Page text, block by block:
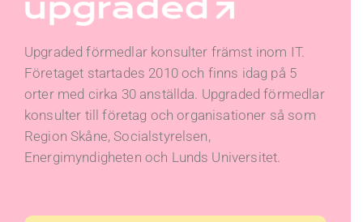
Upgraded förmedlar konsulter främst inom IT.
Företaget startades 2010 och finns idag på 5
orter med cirka 30 anställda. Upgraded förmedlar
konsulter till företag och organisationer så som
Region Skåne, Socialstyrelsen,
Energimyndigheten och Lunds Universitet.